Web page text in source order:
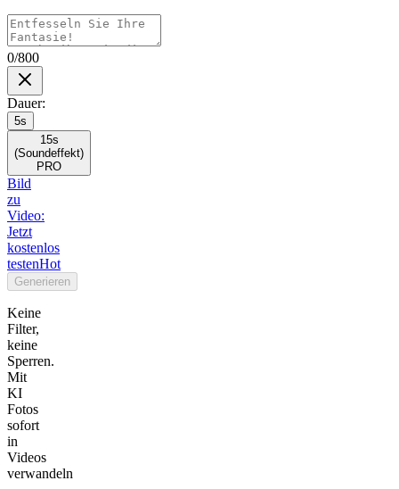
0/800
Dauer:
5s
15s
(Soundeffekt)
PRO
Bild
zu
Video:
Jetzt
kostenlos
testenHot
Generieren
Keine
Filter,
keine
Sperren.
Mit
KI
Fotos
sofort
in
Videos
verwandeln